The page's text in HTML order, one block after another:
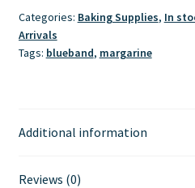
Categories: Baking Supplies, In
Arrivals
Tags: blueband, margarine
Additional information
Reviews (0)